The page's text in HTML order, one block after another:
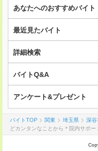
あなたへのおすすめバイト
最近見たバイト
詳細検索
バイトQ&A
アンケート&プレゼント
バイトTOP 関東 埼玉県 深谷
どカンタンなことから＊院内サポー